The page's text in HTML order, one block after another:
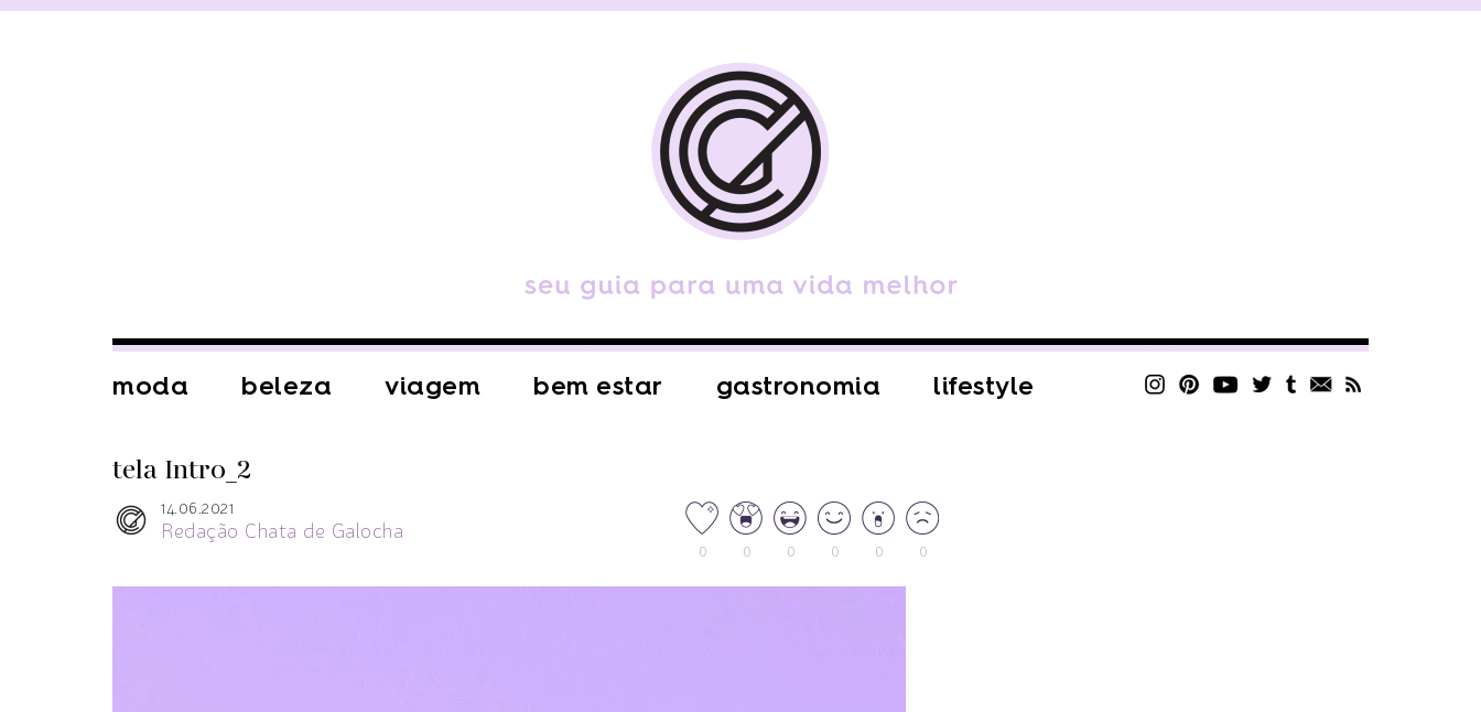
moda beleza viagem bem estar gastronomia lifestyle
tela Intro_2
14.06.2021
Redação Chata de Galocha
0 0 0 0 0 0